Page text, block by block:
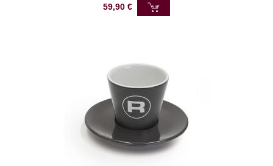
59,90 €